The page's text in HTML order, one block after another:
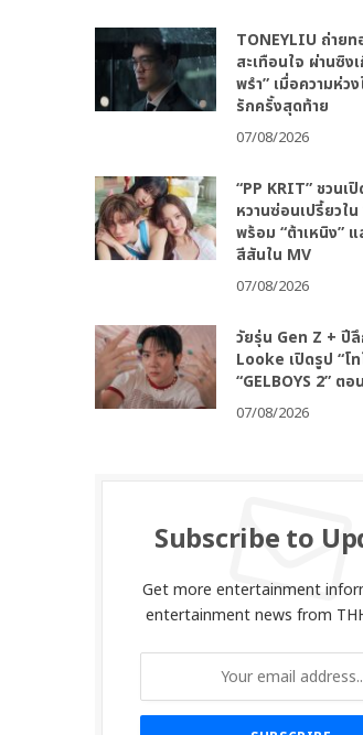
TONEYLIU ถ่าย
สะเทือนใจ ผ่านซิง
พรำ” เมื่อความห่ว
รักครั้งสุดท้าย
07/08/2026
“PP KRIT” ชวนเ
หวานซ่อนเปรี้ยวใ
พร้อม “ต้าเหนิง”
สีสันใน MV
07/08/2026
วัยรุ่น Gen Z + ปี
Looke เปิดรูป “โ
“GELBOYS 2” ต
07/08/2026
Subscribe to
Get more entertainment
entertainment news from